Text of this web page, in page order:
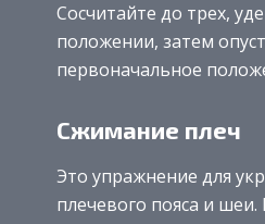
Сосчитайте до трех,
положении, затем
первоначальное
Сжимание плеч
Это упражнение для
плечевого пояса и